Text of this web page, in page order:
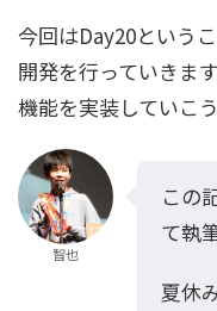
今回はDay20という
開発を行っていきま
機能を実装していこ
智也
この
て執
夏休